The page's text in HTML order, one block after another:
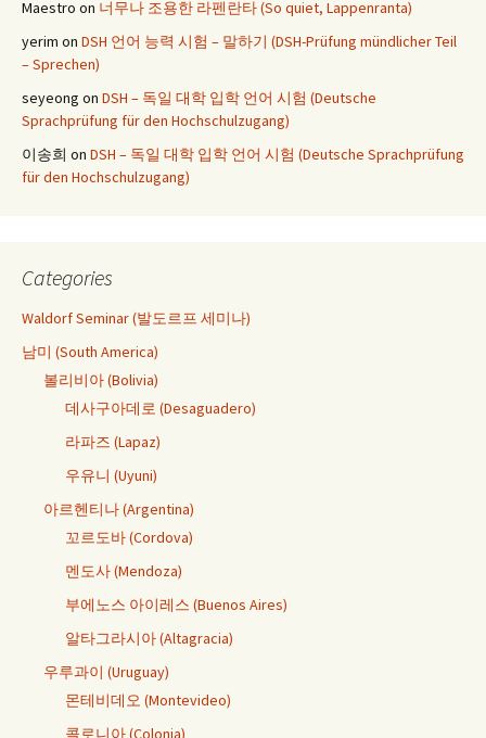
Maestro on 너무나 조용한 라펜란타 (So quiet, Lappenranta)
yerim on DSH 언어 능력 시험 – 말하기 (DSH-Prüfung mündlicher Teil
– Sprechen)
seyeong on DSH – 독일 대학 입학 언어 시험 (Deutsche
Sprachprüfung für den Hochschulzugang)
이송희 on DSH – 독일 대학 입학 언어 시험 (Deutsche Sprachprüfung
für den Hochschulzugang)
Categories
Waldorf Seminar (발도르프 세미나)
남미 (South America)
볼리비아 (Bolivia)
데사구아데로 (Desaguadero)
라파즈 (Lapaz)
우유니 (Uyuni)
아르헨티나 (Argentina)
꼬르도바 (Cordova)
멘도사 (Mendoza)
부에노스 아이레스 (Buenos Aires)
알타그라시아 (Altagracia)
우루과이 (Uruguay)
몬테비데오 (Montevideo)
콜로니아 (Colonia)